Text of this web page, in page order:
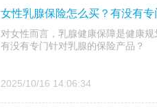
女性乳腺保险怎么买？有没有
对女性而言，乳腺健康保障是健康
有没有专门针对乳腺的保险产品？
2025/10/16 14:06:34